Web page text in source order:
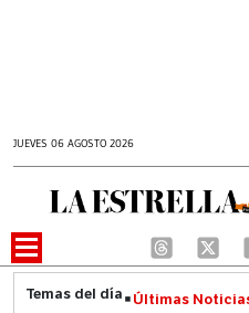
JUEVES 06 AGOSTO 2026
Últimas